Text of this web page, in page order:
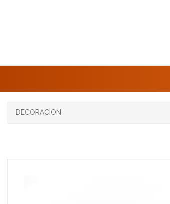
DECORACION